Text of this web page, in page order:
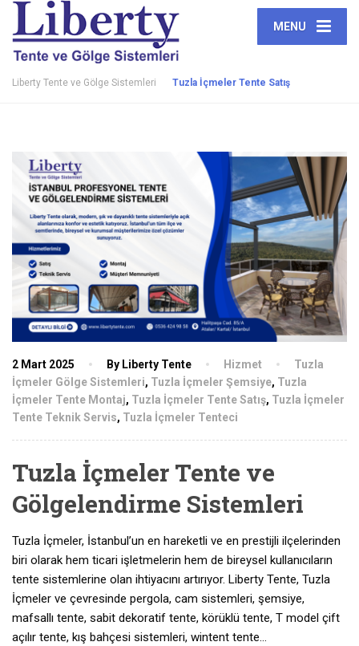
MENU
Liberty Tente ve Gölge Sistemleri Tuzla İçmeler Tente Satış
2 Mart 2025 By Liberty Tente Hizmet
Tuzla
İçmeler Gölge Sistemleri, Tuzla İçmeler Şemsiye, Tuzla
İçmeler Tente Montaj, Tuzla İçmeler Tente Satış, Tuzla İçmeler
Tente Teknik Servis, Tuzla İçmeler Tenteci
Tuzla İçmeler Tente ve
Gölgelendirme Sistemleri
Tuzla İçmeler, İstanbul’un en hareketli ve en prestijli ilçelerinden
biri olarak hem ticari işletmelerin hem de bireysel kullanıcıların
tente sistemlerine olan ihtiyacını artırıyor. Liberty Tente, Tuzla
İçmeler ve çevresinde pergola, cam sistemleri, şemsiye,
mafsallı tente, sabit dekoratif tente, körüklü tente, T model çift
açılır tente, kış bahçesi sistemleri, wintent tente…